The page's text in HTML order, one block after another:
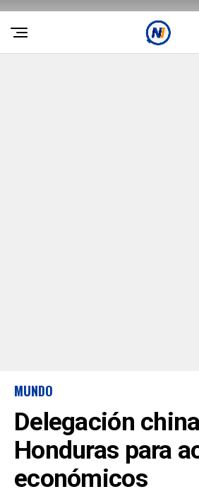
MUNDO
Delegación
Honduras para
económicos